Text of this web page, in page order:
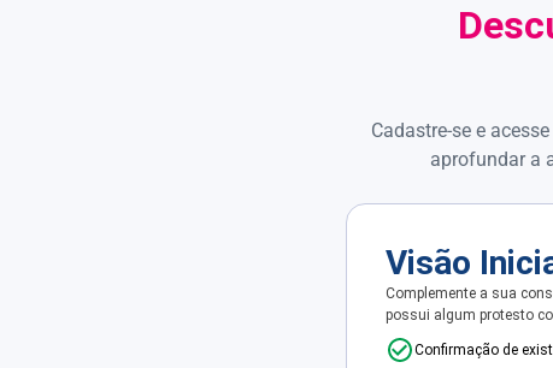
Cadastre-se e
aprofundar a
Visão
Complemente a sua
possui algum protesto
Confirmação de